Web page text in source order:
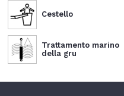
Cestello
Trattamento marino
della gru